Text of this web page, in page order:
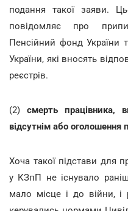
подання такої заяви.
повідомляє про
Пенсійний фонд України
України, які вносять
реєстрів.
(2) смерть працівника,
відсутнім або
Хоча такої підстави для
у КЗпП не існувало
мало місце і до війни, і